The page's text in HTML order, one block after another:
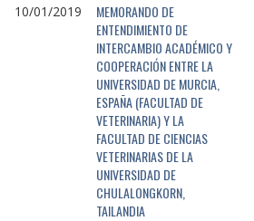
10/01/2019
MEMORANDO DE
ENTENDIMIENTO DE
INTERCAMBIO ACADÉMICO Y
COOPERACIÓN ENTRE LA
UNIVERSIDAD DE MURCIA,
ESPAÑA (FACULTAD DE
VETERINARIA) Y LA
FACULTAD DE CIENCIAS
VETERINARIAS DE LA
UNIVERSIDAD DE
CHULALONGKORN,
TAILANDIA